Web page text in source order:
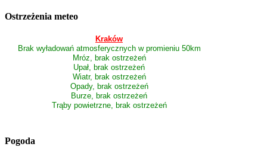
Ostrzeżenia meteo
Kraków
Brak wyładowań atmosferycznych w promieniu 50km
Mróz, brak ostrzeżeń
Upał, brak ostrzeżeń
Wiatr, brak ostrzeżeń
Opady, brak ostrzeżeń
Burze, brak ostrzeżeń
Trąby powietrzne, brak ostrzeżeń
Pogoda